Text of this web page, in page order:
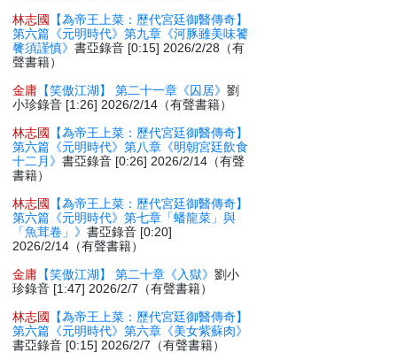
林志國
【為帝王上菜：歷代宮廷御醫傳奇】
第六篇《元明時代》第九章《河豚雖美味饕
餮須謹慎》書亞錄音 [0:15] 2026/2/28（有
聲書籍）
金庸 【笑傲江湖】 第二十一章《囚居》劉
小珍錄音 [1:26] 2026/2/14（有聲書籍）
林志國
【為帝王上菜：歷代宮廷御醫傳奇】
第六篇《元明時代》第八章《明朝宮廷飲食
十二月》書亞錄音 [0:26] 2026/2/14（有聲
書籍）
林志國
【為帝王上菜：歷代宮廷御醫傳奇】
第六篇《元明時代》第七章「蟠龍菜」與
「魚茸卷」》書亞錄音 [0:20]
2026/2/14（有聲書籍）
金庸 【笑傲江湖】 第二十章《入獄》劉小
珍錄音 [1:47] 2026/2/7（有聲書籍）
林志國
【為帝王上菜：歷代宮廷御醫傳奇】
第六篇《元明時代》第六章《美女紫蘇肉》
書亞錄音 [0:15] 2026/2/7（有聲書籍）